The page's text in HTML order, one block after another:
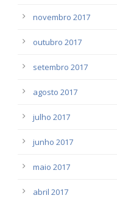
novembro 2017
outubro 2017
setembro 2017
agosto 2017
julho 2017
junho 2017
maio 2017
abril 2017